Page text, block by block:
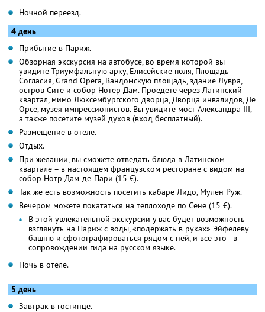
Ночной переезд.
4 день
Прибытие в Париж.
Обзорная экскурсия на автобусе, во время которой вы
увидите Триумфальную арку, Елисейские поля, Площадь
Согласия, Grand Opera, Вандомскую площадь, здание Лувра,
остров Сите и собор Нотер Дам. Проедете через Латинский
квартал, мимо Люксембургского дворца, Дворца инвалидов, Де
Орсе, музея импрессионистов. Вы увидите мост Александра III,
а также посетите музей духов (вход бесплатный).
Размещение в отеле.
Отдых.
При желании, вы сможете отведать блюда в Латинском
квартале – в настоящем французском ресторане с видом на
собор Нотр-Дам-де-Пари (15 €).
Так же есть возможность посетить кабаре Лидо, Мулен Руж.
Вечером можете покататься на теплоходе по Сене (15 €).
В этой увлекательной экскурсии у вас будет возможность
взглянуть на Париж с воды, «подержать в руках» Эйфелеву
башню и сфотографироваться рядом с ней, и все это - в
сопровождении гида на русском языке.
Ночь в отеле.
5 день
Завтрак в гостинце.